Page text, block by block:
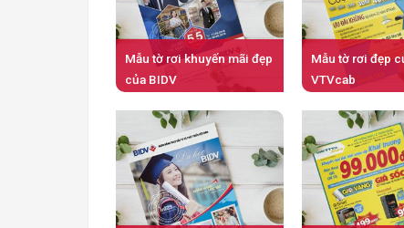
Mẫu tờ rơi khuyến mãi đẹp
của BIDV
Mẫu tờ rơi đẹp
VTVcab